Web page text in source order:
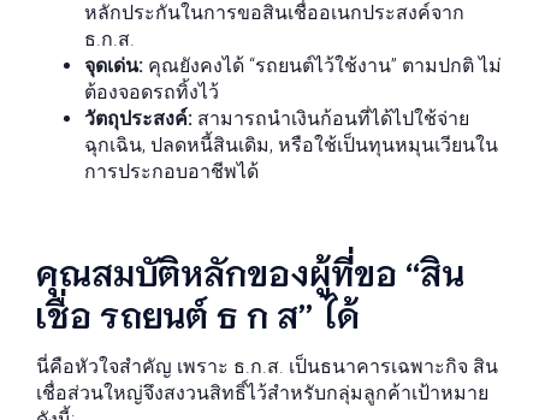
หลักประกันในการขอสินเชื่ออเนกประสงค์จาก
ธ.ก.ส.
จุดเด่น: คุณยังคงได้ “รถยนต์ไว้ใช้งาน” ตามปกติ ไม่
ต้องจอดรถทิ้งไว้
วัตถุประสงค์: สามารถนำเงินก้อนที่ได้ไปใช้จ่าย
ฉุกเฉิน, ปลดหนี้สินเดิม, หรือใช้เป็นทุนหมุนเวียนใน
การประกอบอาชีพได้
คุณสมบัติหลักของผู้ที่ขอ “สิน
เชื่อ รถยนต์ ธ ก ส” ได้
นี่คือหัวใจสำคัญ เพราะ ธ.ก.ส. เป็นธนาคารเฉพาะกิจ สิน
เชื่อส่วนใหญ่จึงสงวนสิทธิ์ไว้สำหรับกลุ่มลูกค้าเป้าหมาย